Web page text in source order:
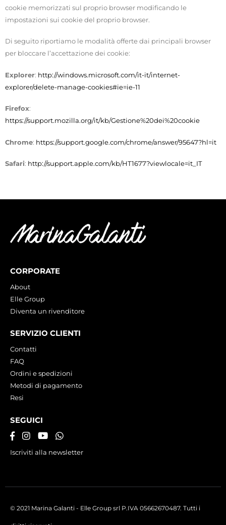
cookie memorizzati sul proprio browser modificando le
impostazioni sui cookie del proprio browser.
Di seguito riportiamo le modalità offerte dai principali browser
per bloccare l’accettazione dei cookie:
Explorer: http://windows.microsoft.com/it-it/internet-
explorer/delete-manage-cookies#ie=ie-11
Firefox:
https://support.mozilla.org/it/kb/Gestione%20dei%20cookie
Chrome: https://support.google.com/chrome/answer/95647?hl=it
Safari: http://support.apple.com/kb/HT1677?viewlocale=it_IT
CORPORATE
About
Elle Group
Diventa un rivenditore
SERVIZIO CLIENTI
Contatti
FAQ
Ordini e spedizioni
Metodi di pagamento
Resi
SEGUICI
Iscriviti alla newsletter
© 2021 Marina Galanti - Elle Group srl P.IVA 05662670487. Tutti i